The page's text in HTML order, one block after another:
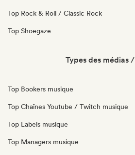
Top Rock & Roll / Classic Rock
Top Shoegaze
Types des médias
Top Bookers musique
Top Chaînes Youtube / Twitch musique
Top Labels musique
Top Managers musique